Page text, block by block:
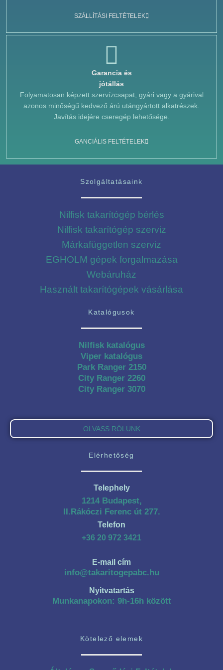
SZÁLLÍTÁSI FELTÉTELEK
Garancia és
jótállás
Folyamatosan képzett szervízcsapat, gyári vagy a gyárival
azonos minőségű kedvező árú utángyártott alkatrészek.
Javítás idejére cseregép lehetősége.
GANCIÁLIS FELTÉTELEK
Szolgáltatásaink
Nilfisk takarítógép bérlés
Nilfisk takarítógép szerviz
Márkafüggetlen szerviz
EGHOLM gépek forgalmazása
Webáruház
Használt takarítógépek vásárlása
Katalógusok
Nilfisk katalógus
Viper katalógus
Park Ranger 2150
City Ranger 2260
City Ranger 3070
OLVASS RÓLUNK
Elérhetőség
Telephely
1214 Budapest,
II.Rákóczi Ferenc út 277.
Telefon
+36 20 972 3421
E-mail cím
info@takaritogepabc.hu
Nyitvatartás
Munkanapokon: 9h-16h között
Kötelező elemek